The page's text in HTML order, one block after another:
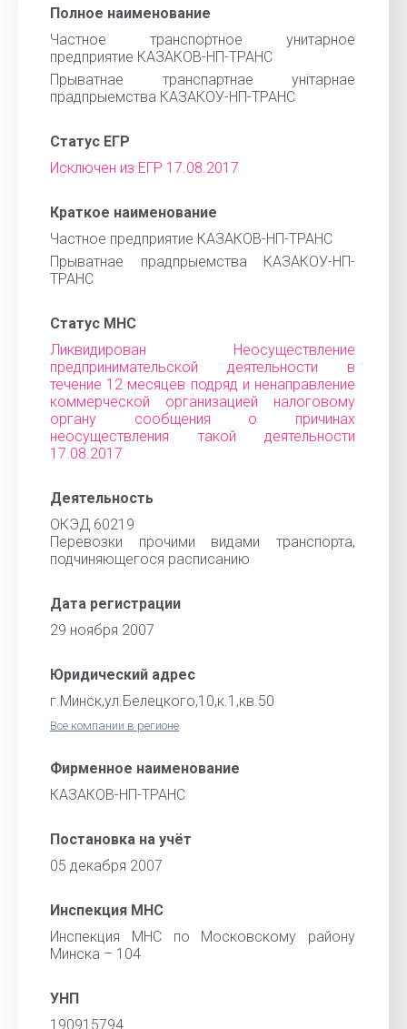
Полное наименование
Частное транспортное унитарное
предприятие КАЗАКОВ-НП-ТРАНС
Прыватнае транспартнае унiтарнае
прадпрыемства КАЗАКОУ-НП-ТРАНС
Статус ЕГР
Исключен из ЕГР 17.08.2017
Краткое наименование
Частное предприятие КАЗАКОВ-НП-ТРАНС
Прыватнае прадпрыемства КАЗАКОУ-НП-
ТРАНС
Статус МНС
Ликвидирован Неосуществление
предпринимательской деятельности в
течение 12 месяцев подряд и ненаправление
коммерческой организацией налоговому
органу сообщения о причинах
неосуществления такой деятельности
17.08.2017
Деятельность
ОКЭД 60219
Перевозки прочими видами транспорта,
подчиняющегося расписанию
Дата регистрации
29 ноября 2007
Юридический адрес
г.Минск,ул.Белецкого,10,к.1,кв.50
Все компании в регионе
Фирменное наименование
КАЗАКОВ-НП-ТРАНС
Постановка на учёт
05 декабря 2007
Инспекция МНС
Инспекция МНС по Московскому району
Минска – 104
УНП
190915794